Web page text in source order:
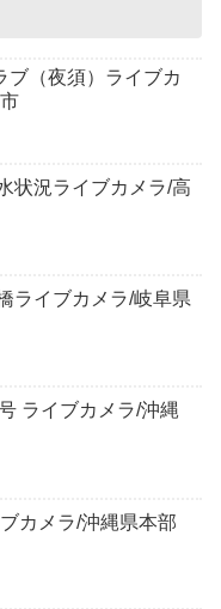
ブ（夜須）ライブカ
状況ライブカメラ/高
ライブカメラ/岐阜県
ライブカメラ/沖縄
カメラ/沖縄県本部